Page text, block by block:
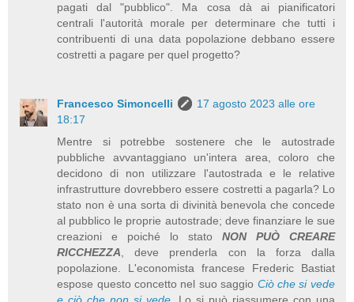
pagati dal "pubblico". Ma cosa dà ai pianificatori
centrali l'autorità morale per determinare che tutti i
contribuenti di una data popolazione debbano essere
costretti a pagare per quel progetto?
Francesco Simoncelli
17 agosto 2023 alle ore
18:17
Mentre si potrebbe sostenere che le autostrade
pubbliche avvantaggiano un'intera area, coloro che
decidono di non utilizzare l'autostrada e le relative
infrastrutture dovrebbero essere costretti a pagarla? Lo
stato non è una sorta di divinità benevola che concede
al pubblico le proprie autostrade; deve finanziare le sue
creazioni e poiché lo stato NON PUÒ CREARE
RICCHEZZA , deve prenderla con la forza dalla
popolazione. L'economista francese Frederic Bastiat
espose questo concetto nel suo saggio Ciò che si vede
e ciò che non si vede . Lo si può riassumere con una